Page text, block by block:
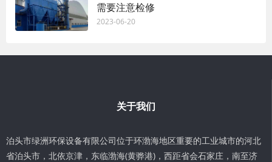
需要注意检修
2023-06-20
关于我们
泊头市绿洲环保设备有限公司位于环渤海地区重要的工业城市的河北
省泊头市，北依京津，东临渤海(黄骅港)，西距省会石家庄，南至济